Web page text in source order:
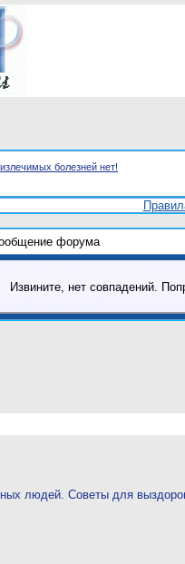
болезней нет!
форума
Извините, нет совпадений.
людей. Советы для